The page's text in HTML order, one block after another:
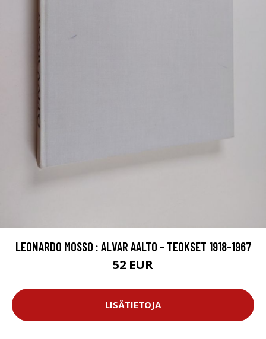
LEONARDO MOSSO : ALVAR AALTO - TEOKSET 1918-1967
52 EUR
LISÄTIETOJA